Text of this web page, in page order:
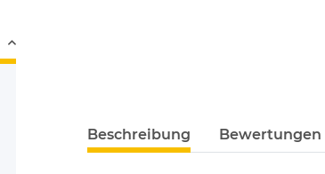
Beschreibung Bewertungen